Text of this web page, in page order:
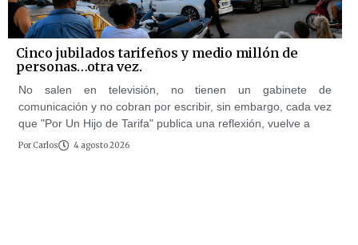
Cinco jubilados tarifeños y medio millón de
personas…otra vez.
No salen en televisión, no tienen un gabinete de
comunicación y no cobran por escribir, sin embargo, cada vez
que "Por Un Hijo de Tarifa" publica una reflexión, vuelve a
Por Carlos 4 agosto 2026